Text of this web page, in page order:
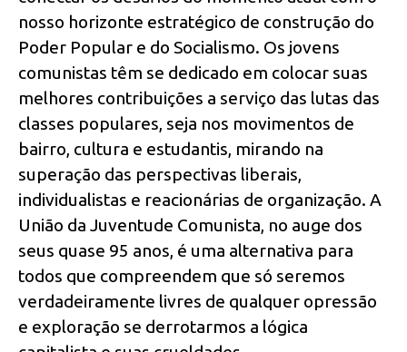
nosso horizonte estratégico de construção do
Poder Popular e do Socialismo. Os jovens
comunistas têm se dedicado em colocar suas
melhores contribuições a serviço das lutas das
classes populares, seja nos movimentos de
bairro, cultura e estudantis, mirando na
superação das perspectivas liberais,
individualistas e reacionárias de organização. A
União da Juventude Comunista, no auge dos
seus quase 95 anos, é uma alternativa para
todos que compreendem que só seremos
verdadeiramente livres de qualquer opressão
e exploração se derrotarmos a lógica